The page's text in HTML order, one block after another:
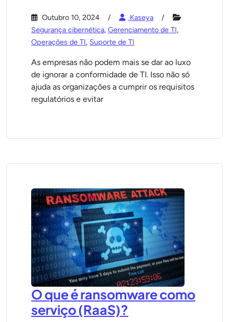
Outubro 10, 2024
Kaseya
Segurança cibernética, Gerenciamento de TI,
Operações de TI, Suporte de TI
As empresas não podem mais se dar ao luxo
de ignorar a conformidade de TI. Isso não só
ajuda as organizações a cumprir os requisitos
regulatórios e evitar
O que é ransomware como
serviço (RaaS)?